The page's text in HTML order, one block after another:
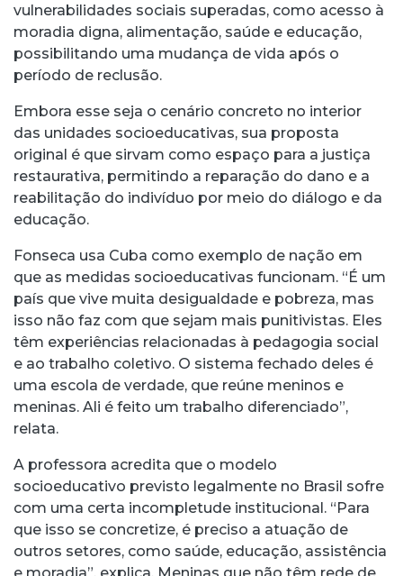
vulnerabilidades sociais superadas, como acesso à
moradia digna, alimentação, saúde e educação,
possibilitando uma mudança de vida após o
período de reclusão.
Embora esse seja o cenário concreto no interior
das unidades socioeducativas, sua proposta
original é que sirvam como espaço para a justiça
restaurativa, permitindo a reparação do dano e a
reabilitação do indivíduo por meio do diálogo e da
educação.
Fonseca usa Cuba como exemplo de nação em
que as medidas socioeducativas funcionam. “É um
país que vive muita desigualdade e pobreza, mas
isso não faz com que sejam mais punitivistas. Eles
têm experiências relacionadas à pedagogia social
e ao trabalho coletivo. O sistema fechado deles é
uma escola de verdade, que reúne meninos e
meninas. Ali é feito um trabalho diferenciado”,
relata.
A professora acredita que o modelo
socioeducativo previsto legalmente no Brasil sofre
com uma certa incompletude institucional. “Para
que isso se concretize, é preciso a atuação de
outros setores, como saúde, educação, assistência
e moradia”, explica. Meninas que não têm rede de